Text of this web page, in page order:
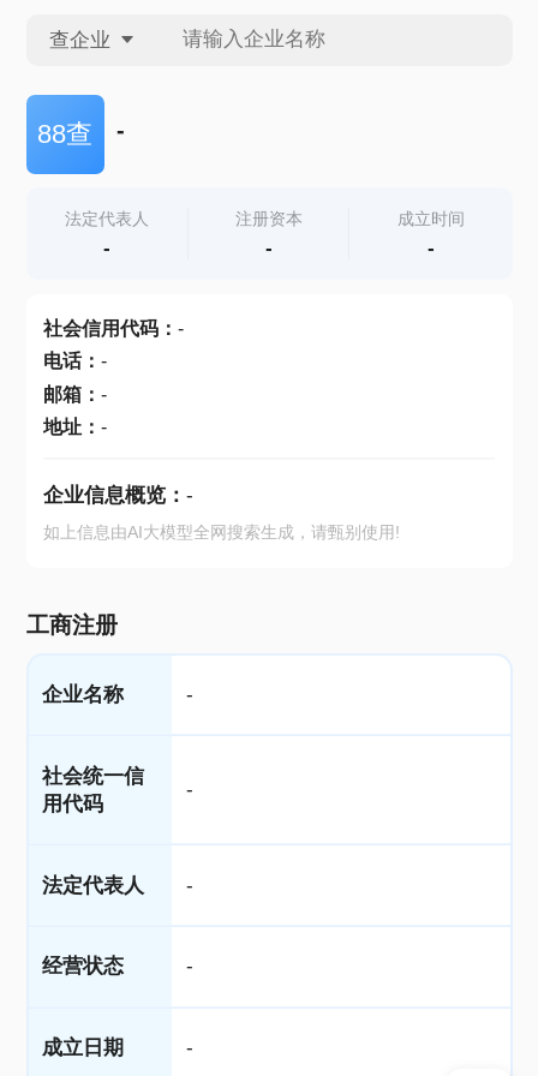
查企业
查企业
查产地
88查 -
法定代表人
-
注册资本
-
成立时间
-
社会信用代码： -
电话： -
邮箱： -
地址： -
企业信息概览： -
如上信息由AI大模型全网搜索生成，请甄别使用!
工商注册
企业名称 -
社会统一信
用代码
-
法定代表人 -
经营状态 -
成立日期 -